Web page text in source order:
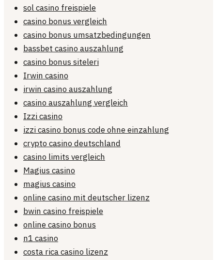
sol casino freispiele
casino bonus vergleich
casino bonus umsatzbedingungen
bassbet casino auszahlung
casino bonus siteleri
Irwin casino
irwin casino auszahlung
casino auszahlung vergleich
Izzi casino
izzi casino bonus code ohne einzahlung
crypto casino deutschland
casino limits vergleich
Magius casino
magius casino
online casino mit deutscher lizenz
bwin casino freispiele
online casino bonus
n1 casino
costa rica casino lizenz